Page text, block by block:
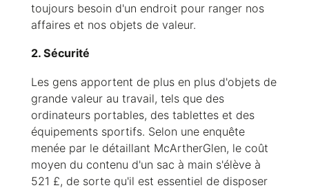
toujours besoin d'un endroit pour ranger nos
affaires et nos objets de valeur.
2. Sécurité
Les gens apportent de plus en plus d'objets de
grande valeur au travail, tels que des
ordinateurs portables, des tablettes et des
équipements sportifs. Selon une enquête
menée par le détaillant McArtherGlen, le coût
moyen du contenu d'un sac à main s'élève à
521 £, de sorte qu'il est essentiel de disposer